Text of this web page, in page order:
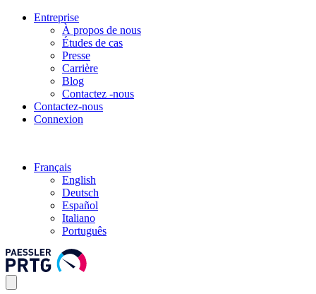
Entreprise
À propos de nous
Études de cas
Presse
Carrière
Blog
Contactez -nous
Contactez-nous
Connexion
Français
English
Deutsch
Español
Italiano
Português